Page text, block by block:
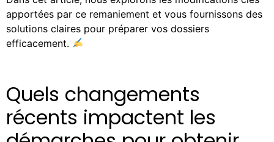
apportées par ce remaniement et vous fournissons des
solutions claires pour préparer vos dossiers
efficacement.
Quels changements
récents impactent les